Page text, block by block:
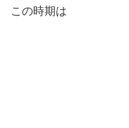
この時期は